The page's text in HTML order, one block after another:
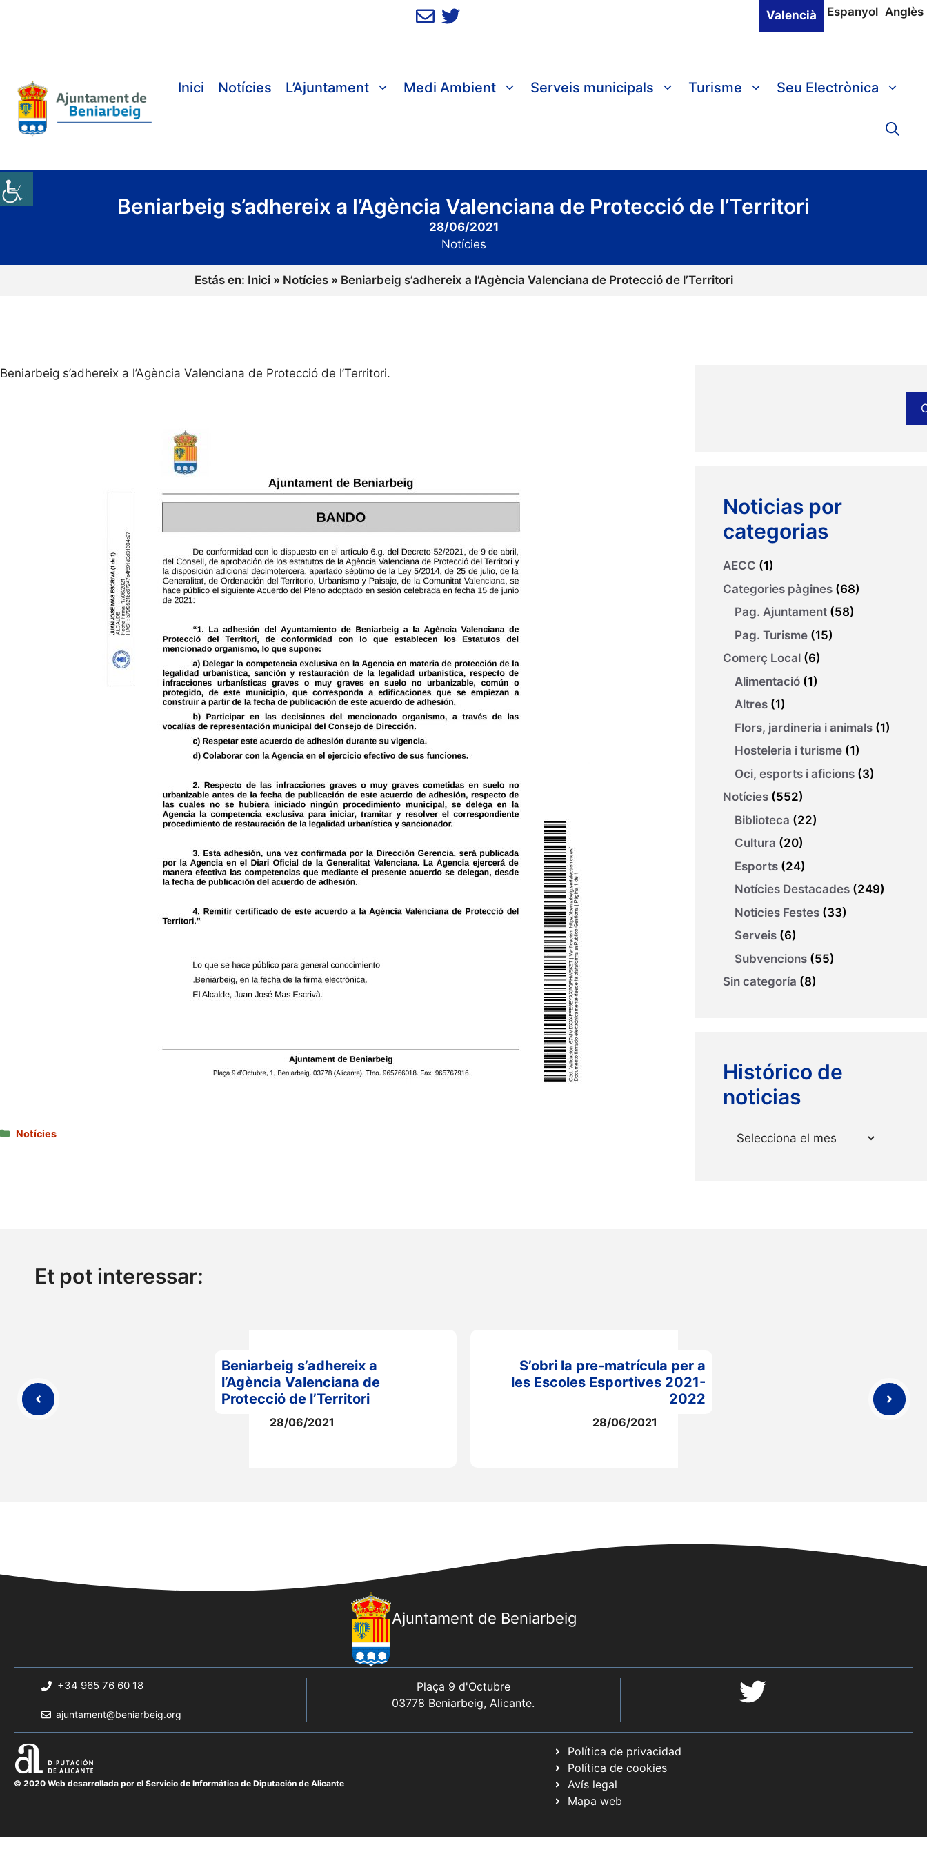
Valencià Espanyol Anglès
Inici Notícies L’Ajuntament Medi Ambient Serveis municipals Turisme Seu Electrònica
Beniarbeig s’adhereix a l’Agència Valenciana de Protecció de l’Territori
28/06/2021
Notícies
Estás en: Inici» Notícies» Beniarbeig s’adhereix a l’Agència Valenciana de Protecció de l’Territori
Beniarbeig s’adhereix a l’Agència Valenciana de Protecció de l’Territori.
Categories
Notícies
Noticias por
categorias
AECC (1)
Categories pàgines (68)
Pag. Ajuntament (58)
Pag. Turisme (15)
Comerç Local (6)
Alimentació (1)
Altres (1)
Flors, jardineria i animals (1)
Hosteleria i turisme (1)
Oci, esports i aficions (3)
Notícies (552)
Biblioteca (22)
Cultura (20)
Esports (24)
Notícies Destacades (249)
Noticies Festes (33)
Serveis (6)
Subvencions (55)
Sin categoría (8)
Histórico de
noticias
Arxius
Et pot interessar:
Beniarbeig s’adhereix a
l’Agència Valenciana de
Protecció de l’Territori
28/06/2021
S’obri la pre-matrícula per a
les Escoles Esportives 2021-
2022
28/06/2021
Ajuntament de Beniarbeig
+34 965 76 60 18
ajuntament@beniarbeig.org
Plaça 9 d'Octubre
03778 Beniarbeig, Alicante.
© 2020 Web desarrollada por el Servicio de Informática de Diputación de Alicante
Política de privacidad
Política de cookies
Avís legal
Mapa web